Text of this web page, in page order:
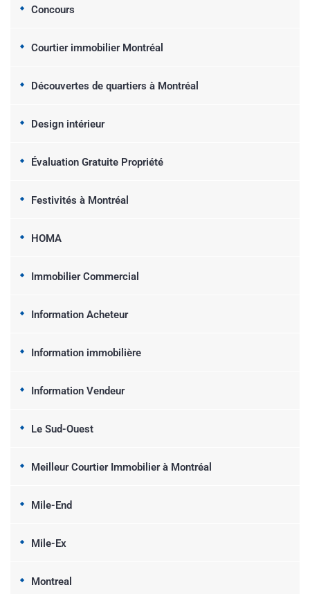
Concours
Courtier immobilier Montréal
Découvertes de quartiers à Montréal
Design intérieur
Évaluation Gratuite Propriété
Festivités à Montréal
HOMA
Immobilier Commercial
Information Acheteur
Information immobilière
Information Vendeur
Le Sud-Ouest
Meilleur Courtier Immobilier à Montréal
Mile-End
Mile-Ex
Montreal